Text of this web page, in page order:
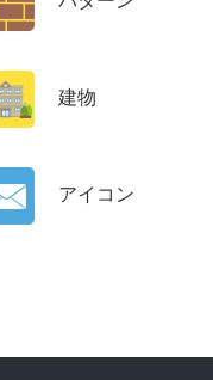
建物
アイコン